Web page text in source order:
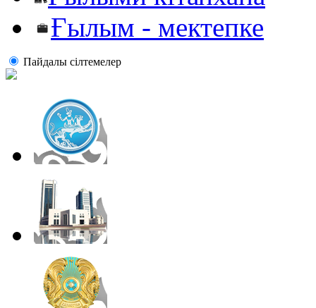
Ғылым - мектепке
Пайдалы сiлтемелер